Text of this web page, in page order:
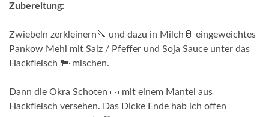
Zubereitung:
Zwiebeln zerkleinern🔪 und dazu in Milch🥛 eingeweichtes
Pankow Mehl mit Salz / Pfeffer und Soja Sauce unter das
Hackfleisch 🐂 mischen.
Dann die Okra Schoten 🥒 mit einem Mantel aus
Hackfleisch versehen. Das Dicke Ende hab ich offen